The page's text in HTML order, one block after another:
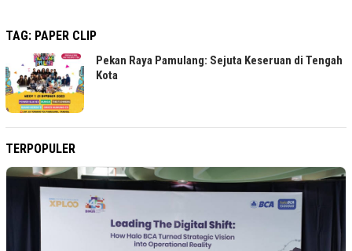
TAG: PAPER CLIP
Pekan Raya Pamulang: Sejuta Keseruan di Tengah
Kota
TERPOPULER